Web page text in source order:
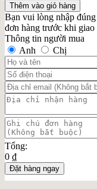
Thêm vào giỏ hàng
Bạn vui lòng nhập
đơn hàng trước khi
Thông tin người mua
Anh
Chị
Tổng:
0 ₫
Đặt hàng ngay